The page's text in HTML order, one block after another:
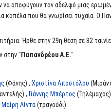
αποφύγουν τον αδελφό μιας
κοπέλα που θα γνωρίσει τυχαία. Ο
Ήρθε στην 29η θέση σε 82
στην " Παπανδρέου Α.Ε.".
(Φάνης) , Χριστίνα Αποστόλου
, Γιάννης Μπέρτος
Μαίρη Λίντα(τραγούδι)